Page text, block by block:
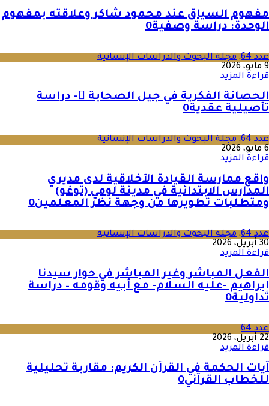
مفهوم السياق عند محمود شاكر وعلاقته بمفهوم
الوحدة: دراسة وصفية0
عدد 64 , مجلة البحوث والدراسات الإنسانية
9 مايو، 2026
قراءة المزيد
الحصانة الفكرية في جيل الصحابة - دراسة
تأصيلية عقدية0
عدد 64 , مجلة البحوث والدراسات الإنسانية
6 مايو، 2026
قراءة المزيد
واقع ممارسة القيادة الأخلاقية لدى مديري
المدارس الابتدائية في مدينة لومي (توغو)
ومتطلبات تطويرها من وجهة نظر المعلمين0
عدد 64 , مجلة البحوث والدراسات الإنسانية
30 أبريل، 2026
قراءة المزيد
الفعل المباشر وغير المباشر في حوار سيدنا
إبراهيم -عليه السلام- مع أبيه وقومه – دراسة
تداولية0
عدد 64
22 أبريل، 2026
قراءة المزيد
آيات الحكمة في القرآن الكريم: مقاربة تحليلية
للخطاب القرآني0